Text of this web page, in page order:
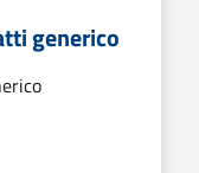
generico